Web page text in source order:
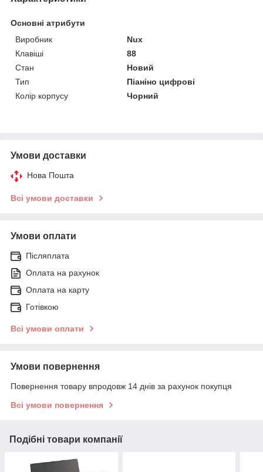
Основні атрибути
Виробник
Nux
Клавіші
88
Стан
Новий
Тип
Піаніно цифрові
Колір корпусу
Чорний
Умови доставки
Нова Пошта
Всі умови доставки
Умови оплати
Післяплата
Оплата на рахунок
Оплата на карту
Готівкою
Всі умови оплати
Умови повернення
Повернення товару впродовж 14 днів за рахунок покупця
Всі умови повернення
Подібні товари компанії